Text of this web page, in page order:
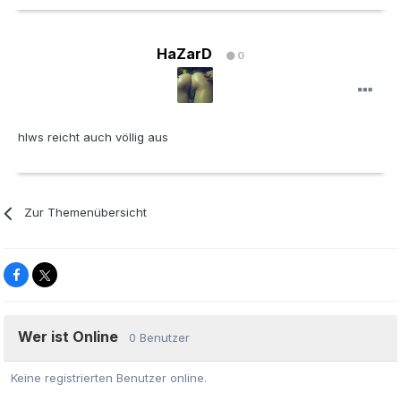
HaZarD 0
hlws reicht auch völlig aus
Zur Themenübersicht
Wer ist Online 0 Benutzer
Keine registrierten Benutzer online.